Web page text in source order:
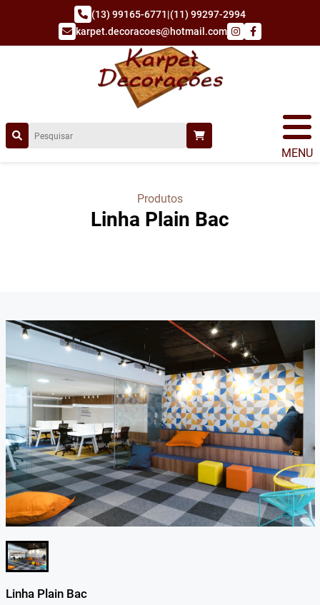
(13) 99165-6771|(11) 99297-2994
karpet.decoracoes@hotmail.com
MENU
Produtos
Linha Plain Bac
Linha Plain Bac